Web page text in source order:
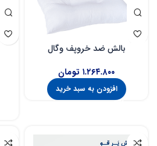
بالش ضد خروپف وگال
۱.۲۶۴.۸۰۰ تومان
افزودن به سبد خرید